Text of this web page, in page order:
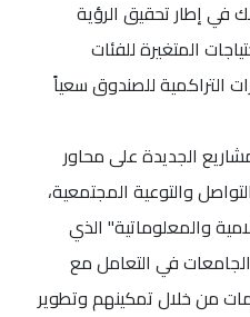
في إطار تحقيق الرؤية
المتغيرة للفئات
التراكمية للصندوق سعياً
الجديدة على محاور
والتوعية المجتمعية،
والمعلوماتية" الذي
في التعامل مع
من خلال تمكينهم وتطوير